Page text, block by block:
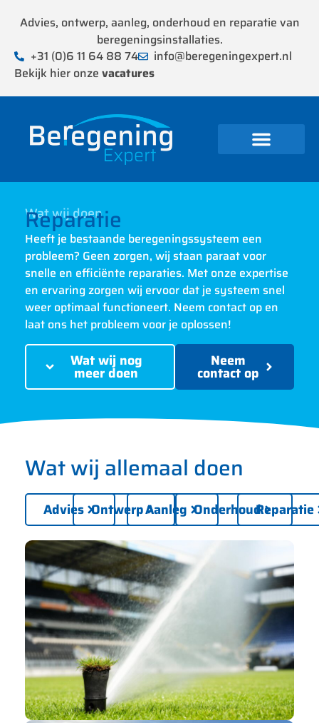
Advies, ontwerp, aanleg, onderhoud en reparatie van
beregeningsinstallaties.
+31 (0)6 11 64 88 74
info@beregeningexpert.nl
Bekijk hier onze vacatures
Wat wij doen
Reparatie
Heeft je bestaande beregeningssysteem een
probleem? Geen zorgen, wij staan paraat voor
snelle en efficiënte reparaties. Met onze expertise
en ervaring zorgen wij ervoor dat je systeem snel
weer optimaal functioneert. Neem contact op en
laat ons het probleem voor je oplossen!
Wat wij nog
meer doen
Neem
contact op
Wat wij allemaal doen
Advies OntwerpAanleg OnderhoudReparatie